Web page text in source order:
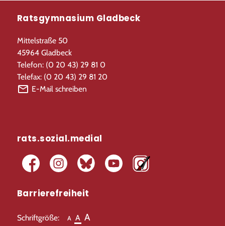
Ratsgymnasium Gladbeck
Mittelstraße 50
45964 Gladbeck
Telefon: (0 20 43) 29 81 0
Telefax: (0 20 43) 29 81 20
E-Mail schreiben
rats.sozial.medial
Barrierefreiheit
Schriftgröße: A A A